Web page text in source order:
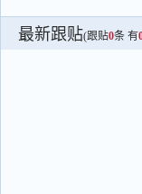
最新跟贴(跟贴0条 有